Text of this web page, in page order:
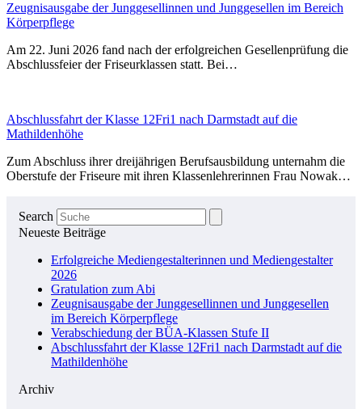
Zeugnisausgabe der Junggesellinnen und Junggesellen im Bereich
Körperpflege
Am 22. Juni 2026 fand nach der erfolgreichen Gesellenprüfung die
Abschlussfeier der Friseurklassen statt. Bei…
Abschlussfahrt der Klasse 12Fri1 nach Darmstadt auf die
Mathildenhöhe
Zum Abschluss ihrer dreijährigen Berufsausbildung unternahm die
Oberstufe der Friseure mit ihren Klassenlehrerinnen Frau Nowak…
Search
Neueste Beiträge
Erfolgreiche Mediengestalterinnen und Mediengestalter
2026
Gratulation zum Abi
Zeugnisausgabe der Junggesellinnen und Junggesellen
im Bereich Körperpflege
Verabschiedung der BÜA-Klassen Stufe II
Abschlussfahrt der Klasse 12Fri1 nach Darmstadt auf die
Mathildenhöhe
Archiv